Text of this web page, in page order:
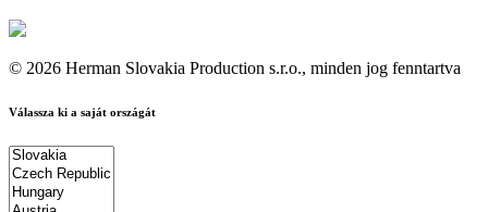
© 2026 Herman Slovakia Production s.r.o., minden jog fenntartva
Válassza ki a saját országát